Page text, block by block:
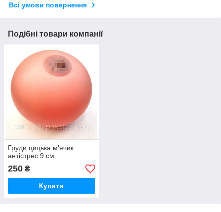
Всі умови повернення
Подібні товари компанії
Груди цицька м'ячик
антістрес 9 см
250 ₴
Купити